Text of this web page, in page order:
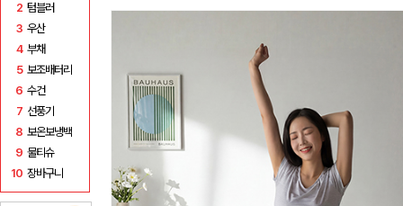
2 텀블러
3 우산
4 부채
5 보조배터리
6 수건
7 선풍기
8 보온보냉백
9 물티슈
10 장바구니